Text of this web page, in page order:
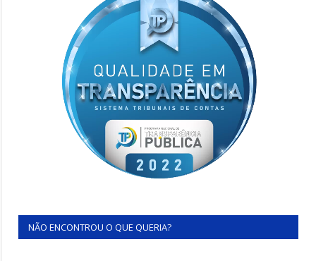
NÃO ENCONTROU O QUE QUERIA?